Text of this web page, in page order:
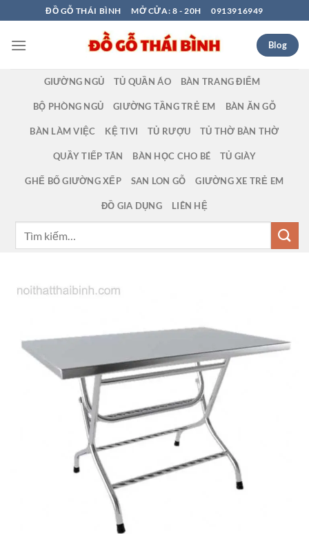
qua
nội
ĐỒ GỖ THÁI BÌNH MỞ CỬA: 8 - 20H 0913916949
Blog
GIƯỜNG NGỦ TỦ QUẦN ÁO BÀN TRANG ĐIỂM
BỘ PHÒNG NGỦ GIƯỜNG TẦNG TRẺ EM BÀN ĂN GỖ
BÀN LÀM VIỆC KỆ TIVI TỦ RƯỢU TỦ THỜ BÀN THỜ
QUẦY TIẾP TÂN BÀN HỌC CHO BÉ TỦ GIÀY
GHẾ BỐ GIƯỜNG XẾP SAN LON GỖ GIƯỜNG XE TRẺ EM
ĐỒ GIA DỤNG LIÊN HỆ